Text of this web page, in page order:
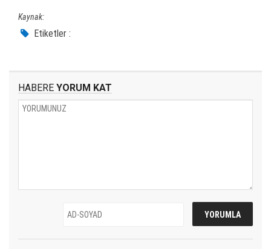
Kaynak:
Etiketler :
HABERE YORUM KAT